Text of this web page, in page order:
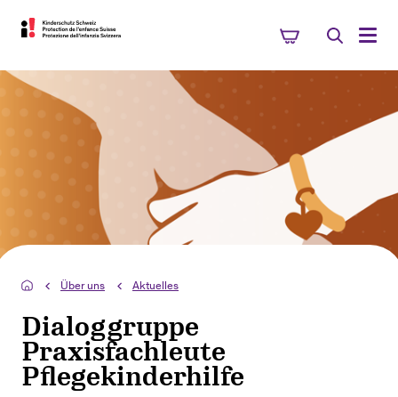
Über uns Aktuelles
Dialoggruppe
Praxisfachleute
Pflegekinderhilfe